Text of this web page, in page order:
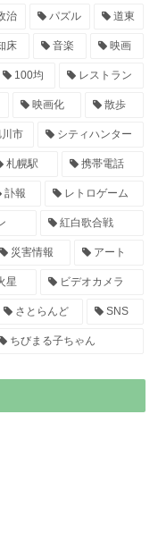
治 パズル 道東
床 音楽 映画
100均 レストラン
映画化 散歩
川市 シティハンター
札幌駅 携帯電話
訃報 レトロゲーム
紅白歌合戦
災害情報 アート
星 ビデオカメラ
さとらんど SNS
ちびまる子ちゃん